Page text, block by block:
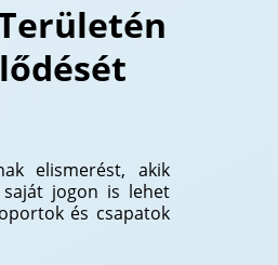
elismerést, akik
saját jogon is lehet
és csapatok